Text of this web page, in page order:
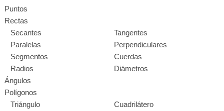
Puntos
Rectas
Secantes
Tangentes
Paralelas
Perpendiculares
Segmentos
Cuerdas
Radios
Diámetros
Ángulos
Polígonos
Triángulo
Cuadrilátero